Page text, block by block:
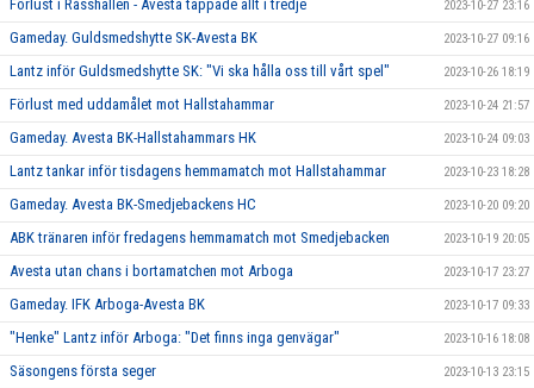
Förlust i Råsshallen - Avesta tappade allt i tredje 2023-10-27 23:16
Gameday. Guldsmedshytte SK-Avesta BK 2023-10-27 09:16
Lantz inför Guldsmedshytte SK: "Vi ska hålla oss till vårt spel" 2023-10-26 18:19
Förlust med uddamålet mot Hallstahammar 2023-10-24 21:57
Gameday. Avesta BK-Hallstahammars HK 2023-10-24 09:03
Lantz tankar inför tisdagens hemmamatch mot Hallstahammar 2023-10-23 18:28
Gameday. Avesta BK-Smedjebackens HC 2023-10-20 09:20
ABK tränaren inför fredagens hemmamatch mot Smedjebacken 2023-10-19 20:05
Avesta utan chans i bortamatchen mot Arboga 2023-10-17 23:27
Gameday. IFK Arboga-Avesta BK 2023-10-17 09:33
"Henke" Lantz inför Arboga: "Det finns inga genvägar" 2023-10-16 18:08
Säsongens första seger 2023-10-13 23:15